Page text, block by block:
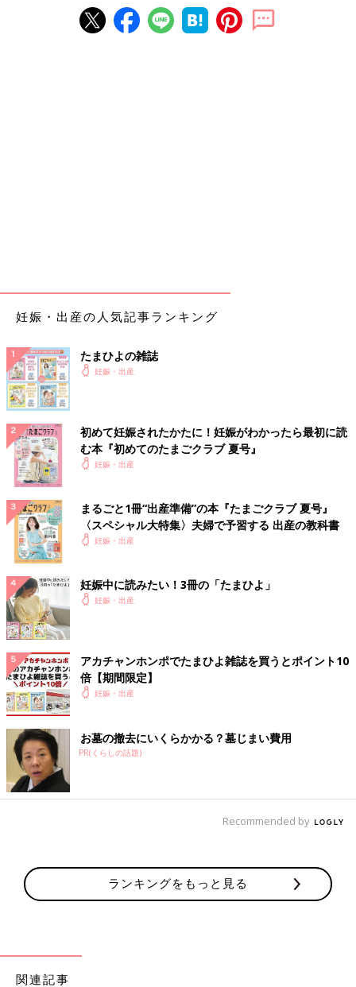
ぽぽこ
PROFILE
2019年に男の子を出産。看護師をしながらイラストレーターと
して活動中。
Twitter等で育児漫画も描いてます。
●Twitter：@popoko_t
●Instagram：@popokopekopoko
●ポートフォリオサイト：https://t-mari.com
陣痛、前期破水…お産はどんなふうに始
まる？ 始まったらどうすればいい？
【専門家】
妊娠37週からは、いつ赤ちゃんが生まれてもい
後の進み方も人それぞれ。「なるようにしかな
らない」とおおらかな気持ちでいる一方で、ど
ンとお産の始まりについて、育良クリニック助
産師の今井 咲さんに聞きました。
【ぽぽこ】連載まん
が第11回「最終決戦!
第13回「産んだら終わ
りじゃなかった！ 出産
編①」
妊娠・出産の人気記事ランキング
たまひよの雑誌
妊娠・出産
初めて妊娠されたかたに！妊娠がわかったら最初に読
む本『初めてのたまごクラブ 夏号』
妊娠・出産
まるごと1冊“出産準備”の本『たまごクラブ 夏号』
〈スペシャル大特集〉夫婦で予習する 出産の教科書
妊娠・出産
妊娠中に読みたい！3冊の「たまひよ」
妊娠・出産
アカチャンホンポでたまひよ雑誌を買うとポイント10
倍【期間限定】
妊娠・出産
お墓の撤去にいくらかかる？墓じまい費用
PR(くらしの話題)
Recommended by
ランキングをもっと見る
関連記事